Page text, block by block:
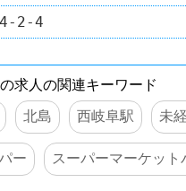
4-2-4
求人の関連キーワード
北島 西岐阜駅 未
ー スーパーマーケット